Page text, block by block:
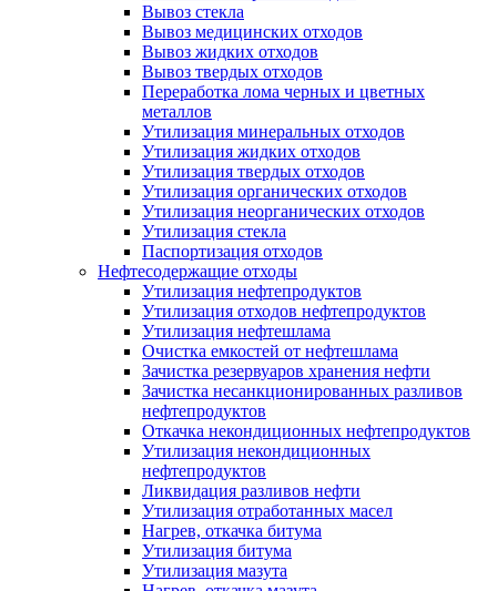
Вывоз стекла
Вывоз медицинских отходов
Вывоз жидких отходов
Вывоз твердых отходов
Переработка лома черных и цветных
металлов
Утилизация минеральных отходов
Утилизация жидких отходов
Утилизация твердых отходов
Утилизация органических отходов
Утилизация неорганических отходов
Утилизация стекла
Паспортизация отходов
Нефтесодержащие отходы
Утилизация нефтепродуктов
Утилизация отходов нефтепродуктов
Утилизация нефтешлама
Очистка емкостей от нефтешлама
Зачистка резервуаров хранения нефти
Зачистка несанкционированных разливов
нефтепродуктов
Откачка некондиционных нефтепродуктов
Утилизация некондиционных
нефтепродуктов
Ликвидация разливов нефти
Утилизация отработанных масел
Нагрев, откачка битума
Утилизация битума
Утилизация мазута